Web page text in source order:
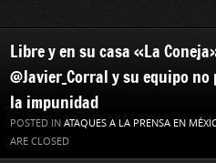
Libre y en su casa «La
@Javier_Corral y su equipo
la impunidad
POSTED IN ATAQUES A LA PRENSA EN
ARE CLOSED